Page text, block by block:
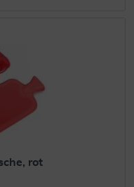
rot